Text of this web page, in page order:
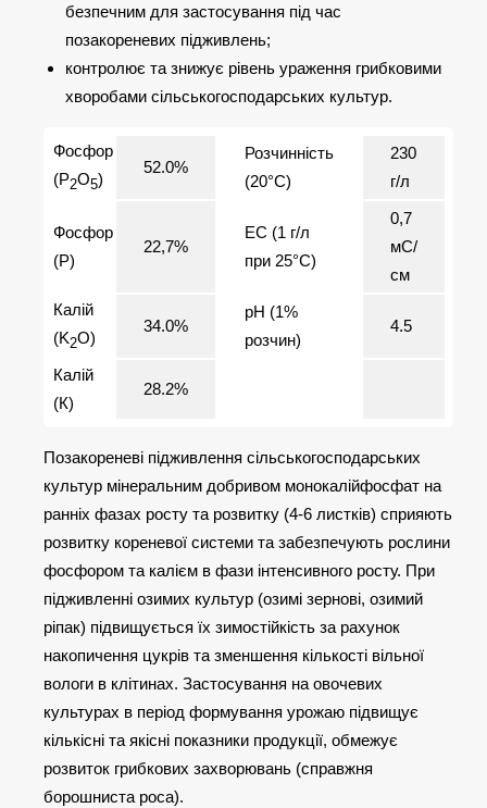
безпечним для застосування під час
позакореневих підживлень;
контролює та знижує рівень ураження грибковими
хворобами сільськогосподарських культур.
Фосфор
(Р2O5)
52.0%
Розчинність
(20°С)
230
г/л
Фосфор
(Р)
22,7%
ЕС (1 г/л
при 25°С)
0,7
мС/
см
Калій
(K2O)
34.0%
pH (1%
розчин)
4.5
Калій
(К)
28.2%
Позакореневі підживлення сільськогосподарських
культур мінеральним добривом монокалійфосфат на
ранніх фазах росту та розвитку (4-6 листків) сприяють
розвитку кореневої системи та забезпечують рослини
фосфором та калієм в фази інтенсивного росту. При
підживленні озимих культур (озимі зернові, озимий
ріпак) підвищується їх зимостійкість за рахунок
накопичення цукрів та зменшення кількості вільної
вологи в клітинах. Застосування на овочевих
культурах в період формування урожаю підвищує
кількісні та якісні показники продукції, обмежує
розвиток грибкових захворювань (справжня
борошниста роса).